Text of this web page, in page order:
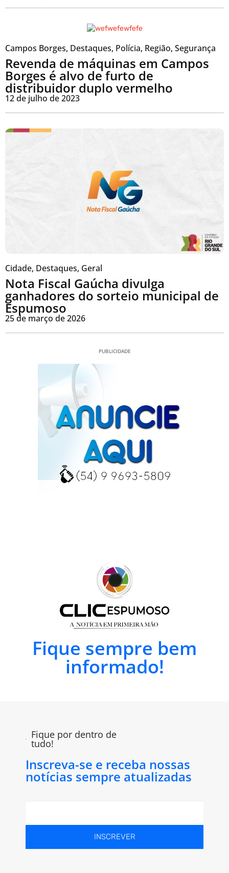
Campos Borges, Destaques, Polícia, Região, Segurança
Revenda de máquinas em Campos
Borges é alvo de furto de
distribuidor duplo vermelho
12 de julho de 2023
Cidade, Destaques, Geral
Nota Fiscal Gaúcha divulga
ganhadores do sorteio municipal de
Espumoso
25 de março de 2026
PUBLICIDADE
Fique sempre bem
informado!
Fique por dentro de
tudo!
Inscreva-se e receba nossas
notícias sempre atualizadas
INSCREVER